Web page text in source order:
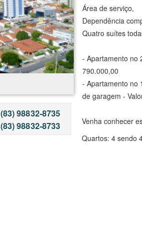
(83) 98832-8735
(83) 98832-8733
Área de serviço,
Dependência
Quatro suítes
- Apartamento no
790.000,00
- Apartamento no
de garagem -
Venha conhecer
Quartos: 4 sendo